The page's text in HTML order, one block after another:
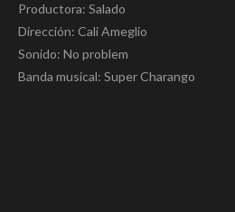
Productora: Salado
Dirección: Cali Ameglio
Sonido: No problem
Banda musical: Super Charango